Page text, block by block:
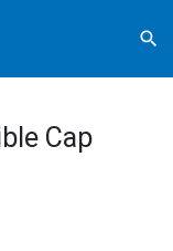
search
Cap